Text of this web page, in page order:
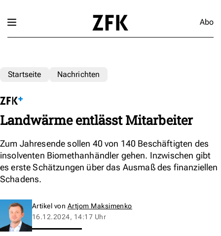
Abo
Startseite Nachrichten
Landwärme entlässt Mitarbeiter
Zum Jahresende sollen 40 von 140 Beschäftigten des
insolventen Biomethanhändler gehen. Inzwischen gibt
es erste Schätzungen über das Ausmaß des finanziellen
Schadens.
Artikel von Artjom Maksimenko
16.12.2024, 14:17 Uhr